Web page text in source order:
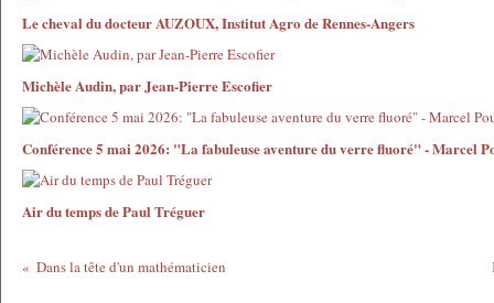
Le cheval du docteur AUZOUX, Institut Agro de Rennes-Angers
Michèle Audin, par Jean-Pierre Escofier
Conférence 5 mai 2026: "La fabuleuse aventure du verre fluoré" - Marcel
Air du temps de Paul Tréguer
Dans la tête d'un mathématicien